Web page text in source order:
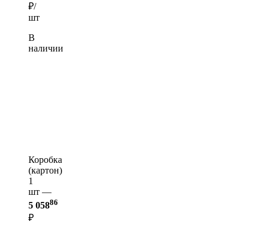
₽/
шт
В
наличии
Коробка
(картон)
1
шт —
5 05886
₽